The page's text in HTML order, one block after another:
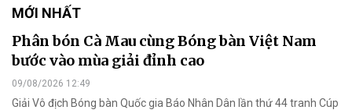
MỚI NHẤT
Phân bón Cà Mau cùng Bóng bàn Việt Nam
bước vào mùa giải đỉnh cao
09/08/2026 12:49
Giải Vô địch Bóng bàn Quốc gia Báo Nhân Dân lần thứ 44 tranh Cúp